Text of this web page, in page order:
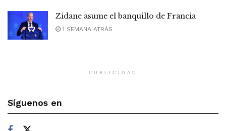
Zidane asume el banquillo de Francia
1 SEMANA ATRÁS
PUBLICIDAD
Síguenos en